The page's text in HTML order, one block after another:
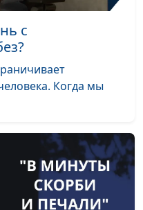
Востоке;
Леухин,
АДРА
Богатская,
Леухин,
с
Когда мы